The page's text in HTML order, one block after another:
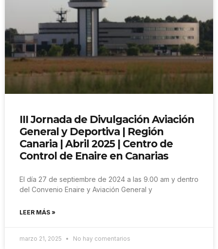
III Jornada de Divulgación Aviación
General y Deportiva | Región
Canaria | Abril 2025 | Centro de
Control de Enaire en Canarias
El día 27 de septiembre de 2024 a las 9.00 am y dentro
del Convenio Enaire y Aviación General y
LEER MÁS »
marzo 21, 2025 No hay comentarios